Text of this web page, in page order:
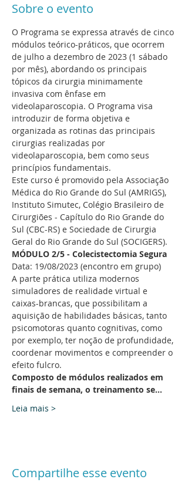
Sobre o evento
O Programa se expressa através de cinco
módulos teórico-práticos, que ocorrem
de julho a dezembro de 2023 (1 sábado
por mês), abordando os principais
tópicos da cirurgia minimamente
invasiva com ênfase em
videolaparoscopia. O Programa visa
introduzir de forma objetiva e
organizada as rotinas das principais
cirurgias realizadas por
videolaparoscopia, bem como seus
princípios fundamentais.
Este curso é promovido pela Associação
Médica do Rio Grande do Sul (AMRIGS),
Instituto Simutec, Colégio Brasileiro de
Cirurgiões - Capítulo do Rio Grande do
Sul (CBC-RS) e Sociedade de Cirurgia
Geral do Rio Grande do Sul (SOCIGERS).
MÓDULO 2/5 - Colecistectomia Segura
Data: 19/08/2023 (encontro em grupo)
A parte prática utiliza modernos
simuladores de realidade virtual e
caixas-brancas, que possibilitam a
aquisição de habilidades básicas, tanto
psicomotoras quanto cognitivas, como
por exemplo, ter noção de profundidade,
coordenar movimentos e compreender o
efeito fulcro.
Composto de módulos realizados em
finais de semana, o treinamento se…
Leia mais >
Compartilhe esse evento